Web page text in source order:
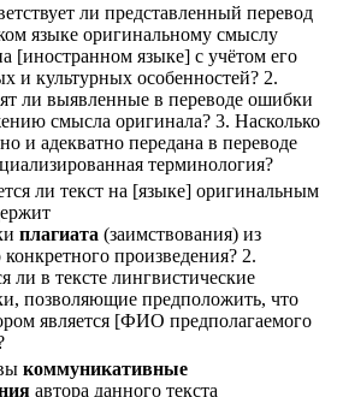
ли представленный перевод
языке оригинальному смыслу
[иностранном языке] с учётом его
и культурных особенностей? 2.
ли выявленные в переводе ошибки
смысла оригинала? 3. Насколько
и адекватно передана в переводе
терминология?
ли текст на [языке] оригинальным
плагиата (заимствования) из
конкретного произведения? 2.
ли в тексте лингвистические
позволяющие предположить, что
является [ФИО предполагаемого
коммуникативные
автора данного текста